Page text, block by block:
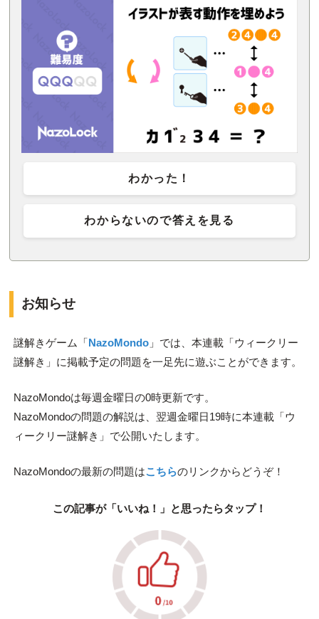
わかった！
わからないので答えを見る
お知らせ
謎解きゲーム「NazoMondo」では、本連載「ウィークリー
謎解き」に掲載予定の問題を一足先に遊ぶことができます。
NazoMondoは毎週金曜日の0時更新です。
NazoMondoの問題の解説は、翌週金曜日19時に本連載「ウ
ィークリー謎解き」で公開いたします。
NazoMondoの最新の問題はこちらのリンクからどうぞ！
この記事が「いいね！」と思ったらタップ！